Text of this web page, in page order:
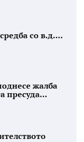
со в.д....
жалба
пресуда...